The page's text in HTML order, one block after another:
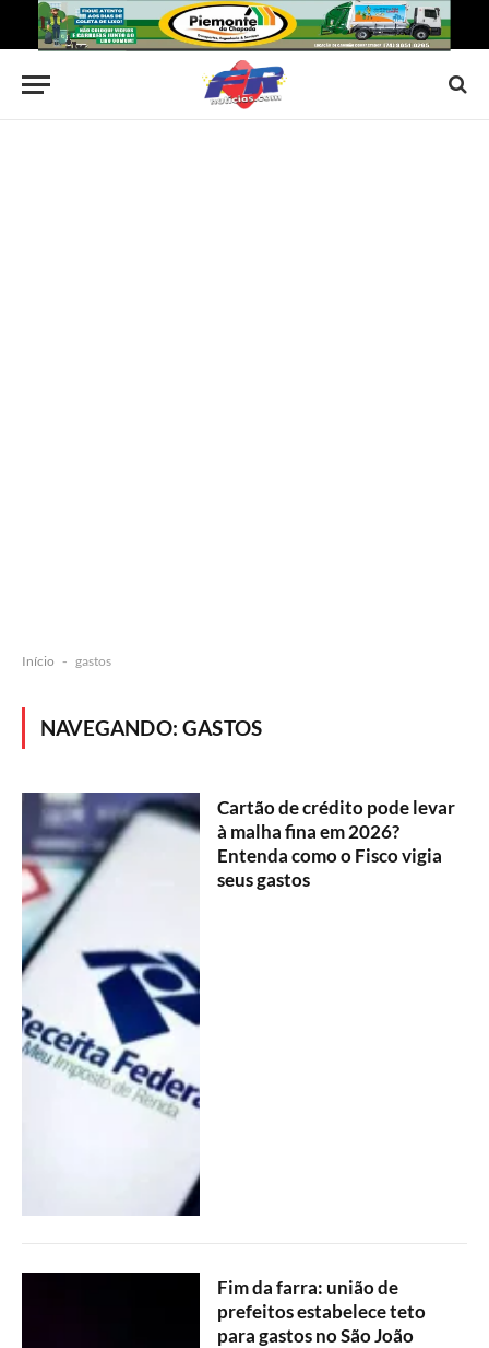
Início - gastos
NAVEGANDO:GASTOS
Cartão de crédito pode levar
à malha fina em 2026?
Entenda como o Fisco vigia
seus gastos
Fim da farra: união de
prefeitos estabelece teto
para gastos no São João